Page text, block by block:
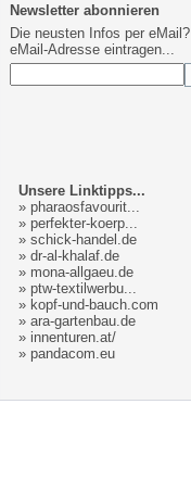
Newsletter abonnieren
Die neusten Infos per eMail?
eMail-Adresse eintragen...
Unsere Linktipps...
» pharaosfavourit...
» perfekter-koerp...
» schick-handel.de
» dr-al-khalaf.de
» mona-allgaeu.de
» ptw-textilwerbu...
» kopf-und-bauch.com
» ara-gartenbau.de
» innenturen.at/
» pandacom.eu